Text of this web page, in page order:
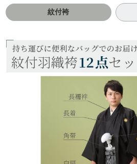
紋付袴